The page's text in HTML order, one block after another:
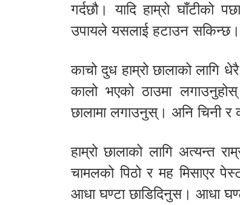
गर्दछौ। यादि हाम्रो
उपायले यसलाई हटाउन सकिन्छ।
काचो दुध हाम्रो छालाको लागि
कालो भएको ठाउमा
छालामा लगाउनुस्। अनि चिनी र
हाम्रो छालाको लागि अत्यन्त
चामलको पिठो र मह मिसाएर
आधा घण्टा छाडिदिनुस। आधा